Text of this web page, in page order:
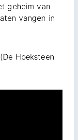
geheim van
vangen in
Hoeksteen